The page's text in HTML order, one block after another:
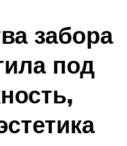
забора
под